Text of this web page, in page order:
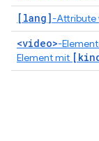
[lang]-Attribute
<video>-
Element mit